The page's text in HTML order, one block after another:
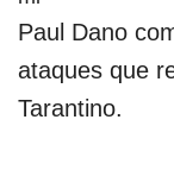
Paul Dano
ataques que
Tarantino.